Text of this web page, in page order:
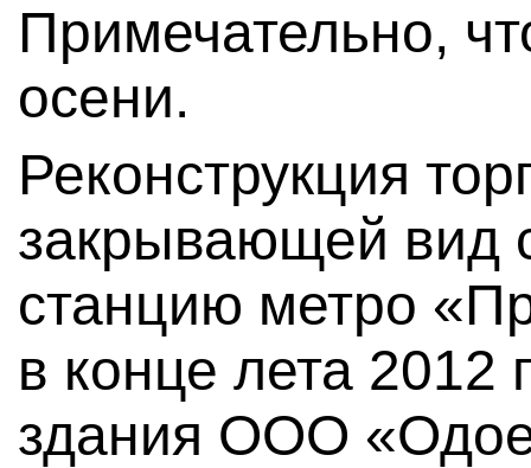
Примечательно,
осени.
Реконструкция
закрывающей вид
станцию метро
в конце лета 2012
здания ООО